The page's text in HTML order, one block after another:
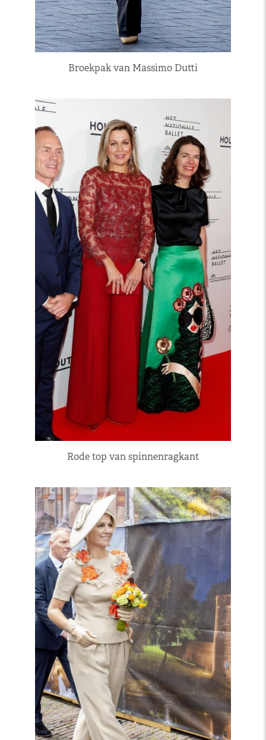
Broekpak van Massimo Dutti
Rode top van spinnenragkant